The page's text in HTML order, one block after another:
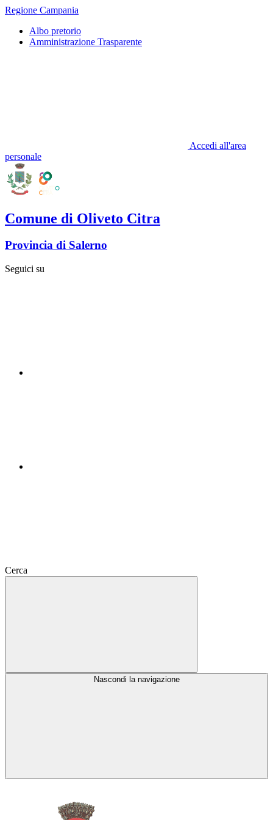
Regione Campania
Albo pretorio
Amministrazione Trasparente
Accedi all'area
personale
Comune di Oliveto Citra
Provincia di Salerno
Seguici su
Cerca
Nascondi la navigazione